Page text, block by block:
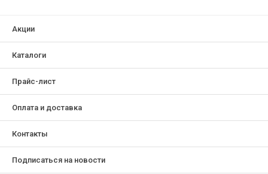
Акции
Каталоги
Прайс-лист
Оплата и доставка
Контакты
Подписаться на новости